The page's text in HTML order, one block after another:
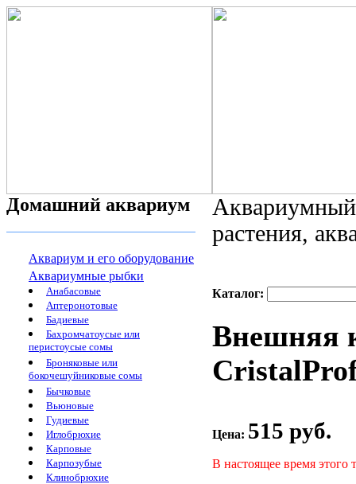
Домашний аквариум
Аквариум и его оборудование
Аквариумные рыбки
Анабасовые
Аптеронотовые
Бадиевые
Бахромчатоусые или
перистоусые сомы
Броняковые или
бокочешуйниковые сомы
Бычковые
Вьюновые
Гудиевые
Иглобрюхие
Карповые
Карпозубые
Клинобрюхие
растения,
Каталог:
Внешняя
Цена: 515 руб.
В настоящее время этого